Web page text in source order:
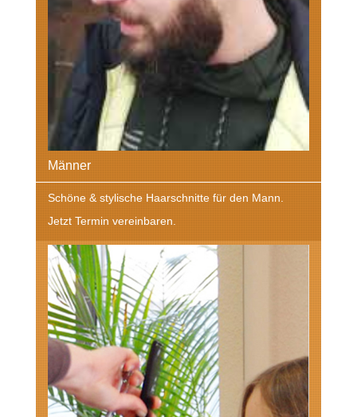
Männer
Schöne & stylische Haarschnitte für den Mann.
Jetzt Termin vereinbaren.